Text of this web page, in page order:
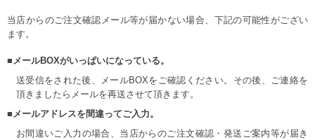
当店からのご注文確認メール等が届かない場合、下記の可能性がござい
ます。
■メールBOXがいっぱいになっている。
送受信をされた後、メールBOXをご確認ください。その後、ご連絡を
頂きましたらメールを再送させて頂きます。
■メールアドレスを間違ってご入力。
お間違いご入力の場合、当店からのご注文確認・発送ご案内等が届き